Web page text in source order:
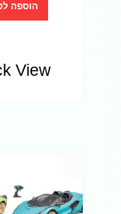
הוספה
View